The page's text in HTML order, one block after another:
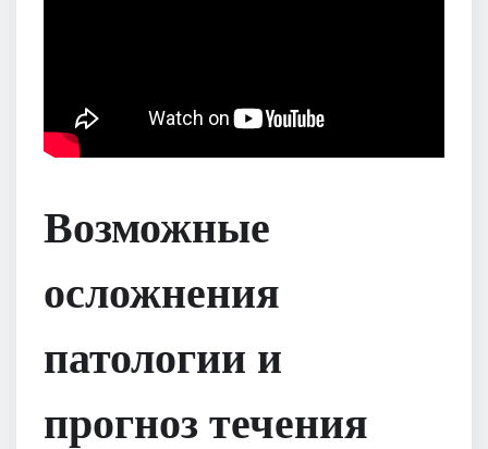
Возможные
осложнения
патологии и
прогноз течения